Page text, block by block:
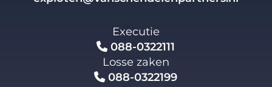
Executie
088-0322111
Losse zaken
088-0322199